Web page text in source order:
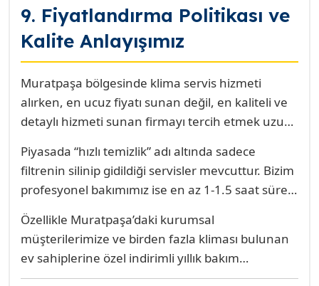
9. Fiyatlandırma Politikası ve
Kalite Anlayışımız
Muratpaşa bölgesinde klima servis hizmeti
alırken, en ucuz fiyatı sunan değil, en kaliteli ve
detaylı hizmeti sunan firmayı tercih etmek uzun
politikamız şeffaflık, dürüstlük ve sunulan
hizmetin kalitesi üzerine kuruludur.
Piyasada “hızlı temizlik” adı altında sadece
filtrenin silinip gidildiği servisler mevcuttur. Bizim
profesyonel bakımımız ise en az 1-1.5 saat sürer
elektriksel bileşen ölçümü gibi 30’dan fazla
kontrol noktasını içerir. Fiyatlarımız, Antalya
genelindeki rekabetçi piyasa koşulları gözetilerek
Özellikle Muratpaşa’daki kurumsal
müşterilerimize ve birden fazla kliması bulunan
ev sahiplerine özel indirimli yıllık bakım
anlaşmaları sunarak, yaz sezonu öncesi